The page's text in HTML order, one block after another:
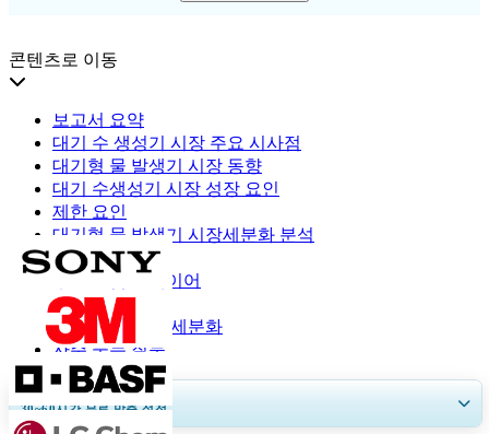
콘텐츠로 이동
보고서 요약
대기 수 생성기 시장 주요 시사점
대기형 물 발생기 시장 동향
대기 수생성기 시장 성장 요인
제한 요인
대기형 물 발생기 시장세분화 분석
지역적 통찰력
주요 산업 플레이어
보고서 범위
보고서 범위 및 세분화
자주 묻는 질문
30~60시간무료 맞춤 설정